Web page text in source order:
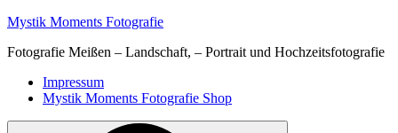
Skip
content
Mystik Moments Fotografie
Fotografie Meißen – Landschaft, – Portrait und Hochzeitsfotografie
Primary
Menu
Impressum
Mystik Moments Fotografie Shop